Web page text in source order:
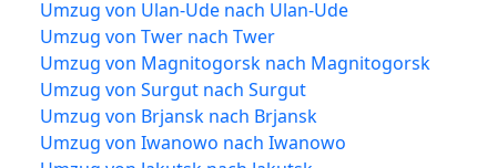
Umzug von Ulan-Ude nach Ulan-Ude
Umzug von Twer nach Twer
Umzug von Magnitogorsk nach Magnitogorsk
Umzug von Surgut nach Surgut
Umzug von Brjansk nach Brjansk
Umzug von Iwanowo nach Iwanowo